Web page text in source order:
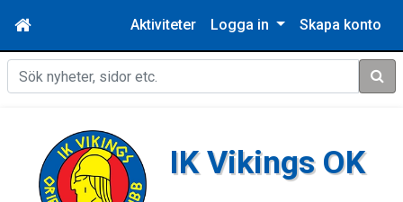
Aktiviteter Logga in Skapa konto
Sök
IK Vikings OK